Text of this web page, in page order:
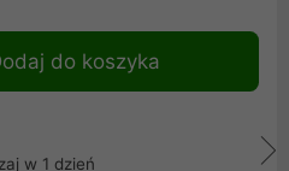
do koszyka
w 1 dzień